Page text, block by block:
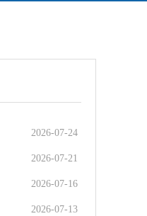
2026-07-24
2026-07-21
2026-07-16
2026-07-13